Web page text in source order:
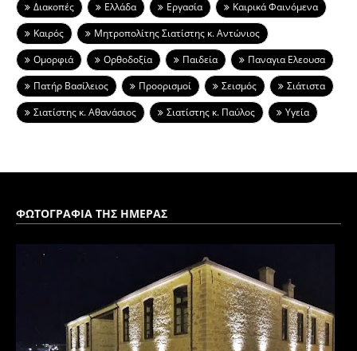
Διακοπές
Ελλάδα Εργασία
Καιρικά Φαινόμενα
Καιρός
Μητροπολίτης Σιατίστης κ. Αντώνιος
Ομορφιά
Ορθοδοξία Παιδεία
Παναγια Ελεουσα
Πατήρ Βασίλειος
Προορισμοί Σεισμός
Σιάτιστα
Σιατίστης κ. Αθανάσιος
Σιατίστης κ. Παύλος Υγεία
ΦΩΤΟΓΡΑΦΙΑ ΤΗΣ ΗΜΕΡΑΣ